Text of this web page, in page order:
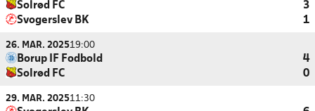
Solrød FC
3
Svogerslev BK
1
26. MAR. 202519:00
Borup IF Fodbold
4
Solrød FC
0
29. MAR. 202511:30